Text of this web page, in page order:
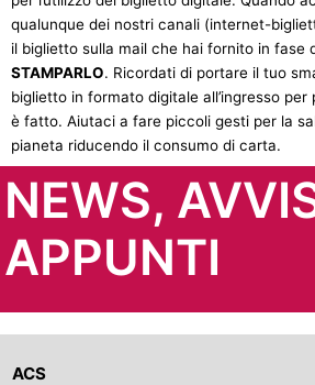
qualunque dei nostri canali (internet-
il biglietto sulla mail che hai fornito in fase
STAMPARLO. Ricordati di portare il tuo
biglietto in formato digitale all’ingresso
è fatto. Aiutaci a fare piccoli gesti per la
pianeta riducendo il consumo di carta.
NEWS,
APPUNTI
ACS